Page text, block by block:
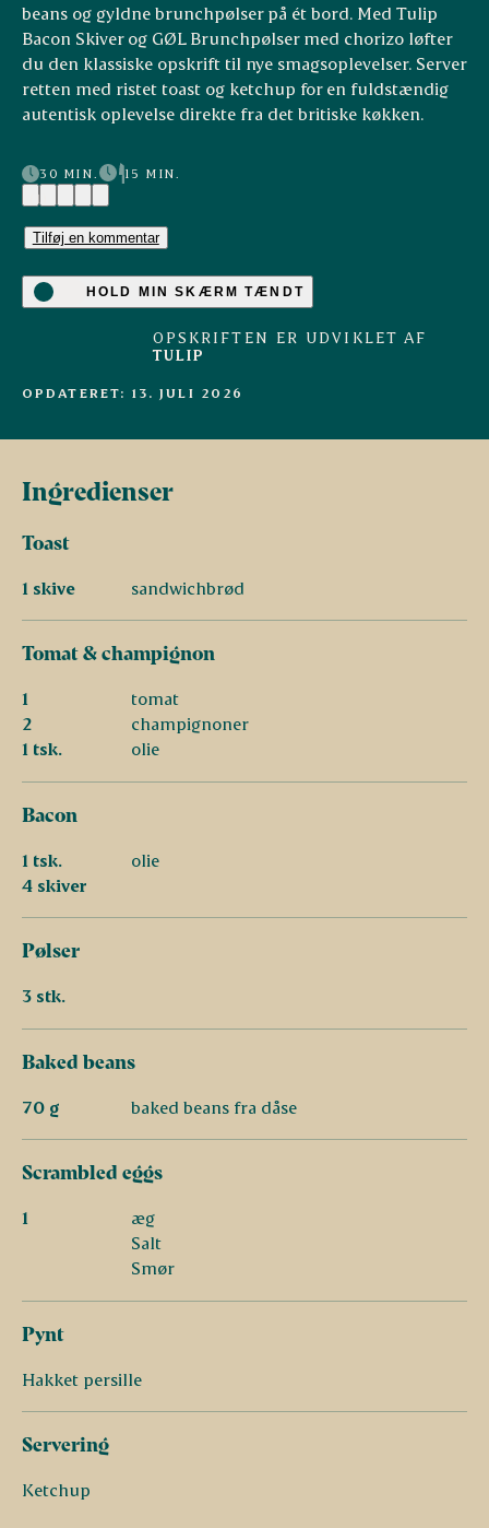
beans og gyldne brunchpølser på ét bord. Med Tulip
Bacon Skiver og GØL Brunchpølser med chorizo løfter
du den klassiske opskrift til nye smagsoplevelser. Server
retten med ristet toast og ketchup for en fuldstændig
autentisk oplevelse direkte fra det britiske køkken.
30 MIN.
15 MIN.
(1)
Tilføj en kommentar
HOLD MIN SKÆRM TÆNDT
OPSKRIFTEN ER UDVIKLET AF
TULIP
OPDATERET: 13. JULI 2026
Ingredienser
Toast
1 skive sandwichbrød
Tomat & champignon
1
tomat
2
champignoner
1 tsk.
olie
Bacon
1 tsk.
olie
4 skiver
Pølser
3 stk.
Baked beans
70 g baked beans fra dåse
Scrambled eggs
1
æg
Salt
Smør
Pynt
Hakket persille
Servering
Ketchup